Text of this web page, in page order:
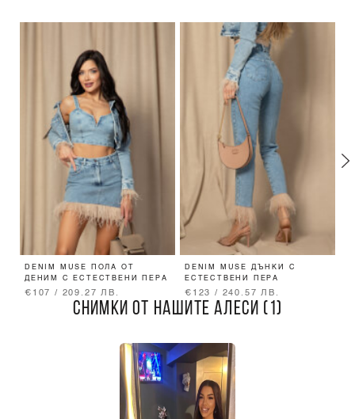
DENIM MUSE ПОЛА ОТ
ДЕНИМ С ЕСТЕСТВЕНИ ПЕРА
€107 / 209.27 ЛВ.
DENIM MUSE ДЪНКИ С
ЕСТЕСТВЕНИ ПЕРА
€123 / 240.57 ЛВ.
СНИМКИ ОТ НАШИТЕ АЛЕСИ (1)